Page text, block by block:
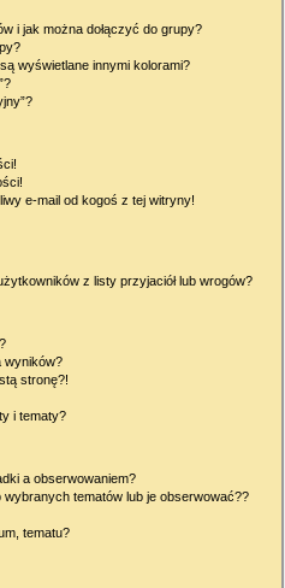
i jak można dołączyć do grupy?
wyświetlane innymi kolorami?
e-mail od kogoś z tej witryny!
z listy przyjaciół lub wrogów?
wyników?
stronę?!
i tematy?
a obserwowaniem?
tematów lub je obserwować??
tematu?